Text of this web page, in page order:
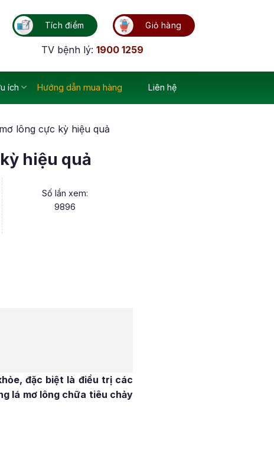
Tích điểm Giỏ hàng
TV bệnh lý: 1900 1259
ích Hướng dẫn mua hàng Liên hệ
lông cực kỳ hiệu quả
hiệu quả
Số lần xem:
9896
đặc biệt là điều trị các
lá mơ lông chữa tiêu chảy